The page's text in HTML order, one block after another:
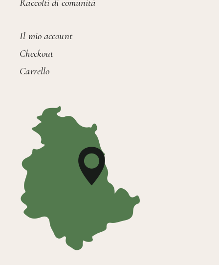
Raccolti di comunità
Il mio account
Checkout
Carrello